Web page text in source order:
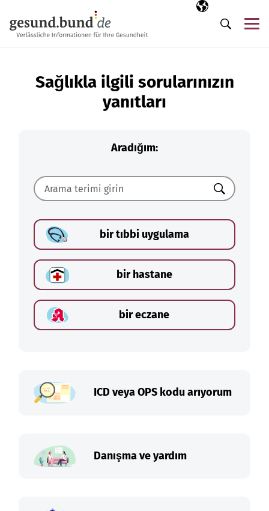
Seçili dil
TR
Arama
Sağlıkla ilgili sorularınızın
yanıtları
Aradığım:
Ara
bir tıbbi uygulama
bir hastane
bir eczane
ICD veya OPS kodu arıyorum
Danışma ve yardım